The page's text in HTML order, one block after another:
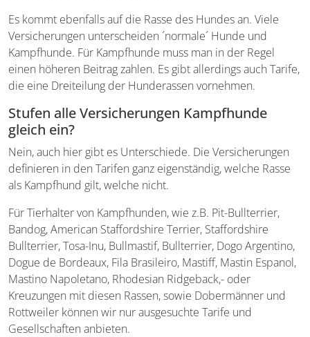
Es kommt ebenfalls auf die Rasse des Hundes an. Viele
Versicherungen unterscheiden ´normale´ Hunde und
Kampfhunde. Für Kampfhunde muss man in der Regel
einen höheren Beitrag zahlen. Es gibt allerdings auch Tarife,
die eine Dreiteilung der Hunderassen vornehmen.
Stufen alle Versicherungen Kampfhunde
gleich ein?
Nein, auch hier gibt es Unterschiede. Die Versicherungen
definieren in den Tarifen ganz eigenständig, welche Rasse
als Kampfhund gilt, welche nicht.
Für Tierhalter von Kampfhunden, wie z.B. Pit-Bullterrier,
Bandog, American Staffordshire Terrier, Staffordshire
Bullterrier, Tosa-Inu, Bullmastif, Bullterrier, Dogo Argentino,
Dogue de Bordeaux, Fila Brasileiro, Mastiff, Mastin Espanol,
Mastino Napoletano, Rhodesian Ridgeback,- oder
Kreuzungen mit diesen Rassen, sowie Dobermänner und
Rottweiler können wir nur ausgesuchte Tarife und
Gesellschaften anbieten.